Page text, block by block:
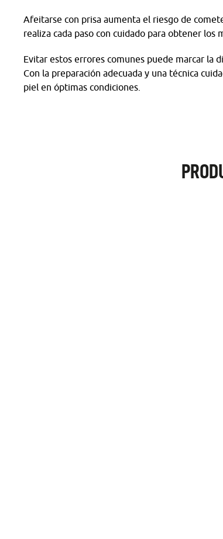
Afeitarse con prisa aumenta el riesgo de
realiza cada paso con cuidado para obtener los
Evitar estos errores comunes puede marcar la
Con la preparación adecuada y una técnica
piel en óptimas condiciones.